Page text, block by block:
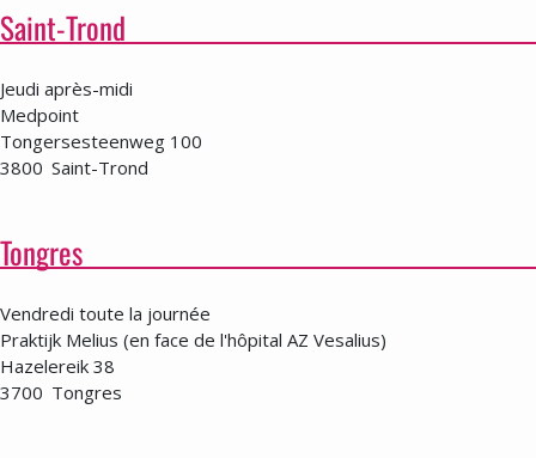
Saint-Trond
Jeudi après-midi
Medpoint
Tongersesteenweg 100
3800 Saint-Trond
Tongres
Vendredi toute la journée
Praktijk Melius (en face de l'hôpital AZ Vesalius)
Hazelereik 38
3700 Tongres